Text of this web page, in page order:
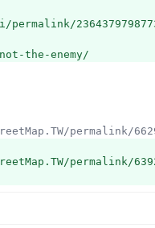
the-enemy/
permalink/
permalink/